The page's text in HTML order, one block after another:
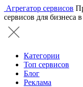
Агрегатор сервисов
сервисов для бизнеса
Категории
Топ сервисов
Блог
Реклама